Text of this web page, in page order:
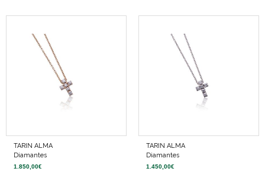
TARIN ALMA
Diamantes
1.850,00€
TARIN ALMA
Diamantes
1.450,00€